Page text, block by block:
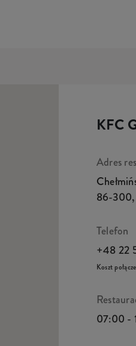
KFC
Adres
86-300,
Telefon
+48 22
Koszt
07:00 -